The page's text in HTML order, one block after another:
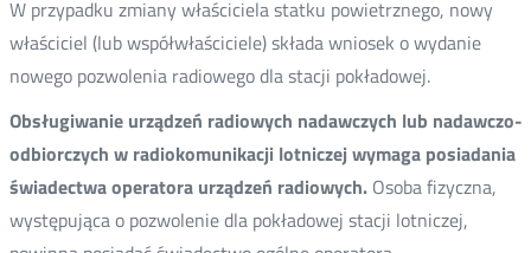
W przypadku zmiany właściciela statku powietrznego, nowy
właściciel (lub współwłaściciele) składa wniosek o wydanie
nowego pozwolenia radiowego dla stacji pokładowej.
Obsługiwanie urządzeń radiowych nadawczych lub nadawczo-
odbiorczych w radiokomunikacji lotniczej wymaga posiadania
świadectwa operatora urządzeń radiowych.Osoba fizyczna,
występująca o pozwolenie dla pokładowej stacji lotniczej,